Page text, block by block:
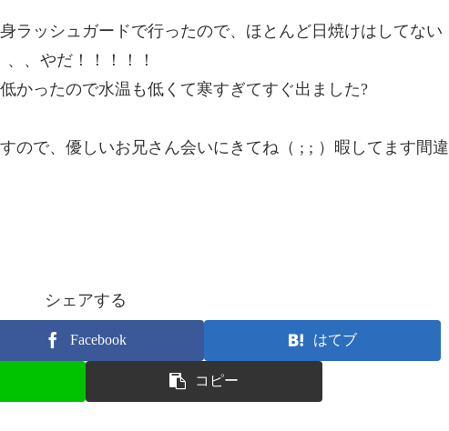
ラッシュガードで行ったので、ほとんど日焼けはしてない
、やだ！！！！！
かったので水温も低くて寒すぎてすぐ出ました?
ので、優しいお兄さん会いにきてね（ ; ; ）暇してます間違
シェアする
Facebook はてブ
コピー